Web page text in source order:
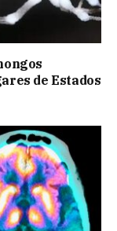
de Estados